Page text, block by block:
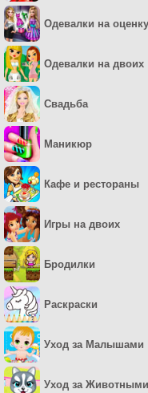
Одевалки на оценку
Одевалки на двоих
Свадьба
Маникюр
Кафе и рестораны
Игры на двоих
Бродилки
Раскраски
Уход за Малышами
Уход за Животными